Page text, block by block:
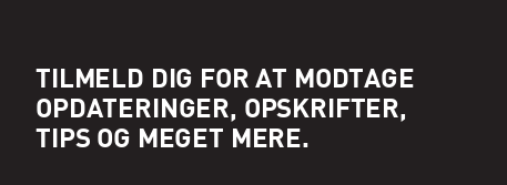
TILMELD DIG FOR AT MODTAGE
OPDATERINGER, OPSKRIFTER,
TIPS OG MEGET MERE.